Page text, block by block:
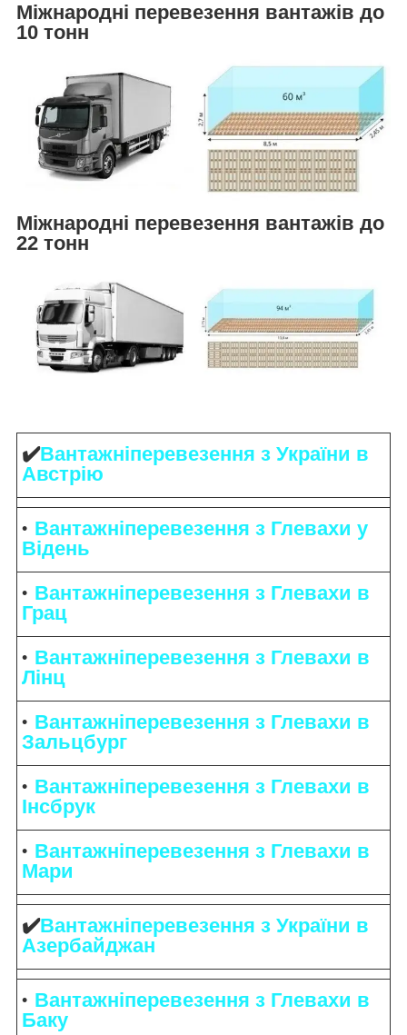
Міжнародні перевезення вантажів до
10 тонн
Міжнародні перевезення вантажів до
22 тонн
✔️Вантажніперевезення з України в
Австрію
Вантажніперевезення з Глевахи у
Відень
Вантажніперевезення з Глевахи в
Грац
Вантажніперевезення з Глевахи в
Лінц
Вантажніперевезення з Глевахи в
Зальцбург
Вантажніперевезення з Глевахи в
Інсбрук
Вантажніперевезення з Глевахи в
Мари
✔️Вантажніперевезення з України в
Азербайджан
Вантажніперевезення з Глевахи в
Баку